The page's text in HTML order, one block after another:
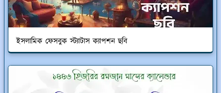
ইসলামিক ফেসবুক স্ট্যাটাস ক্যাপশন ছবি